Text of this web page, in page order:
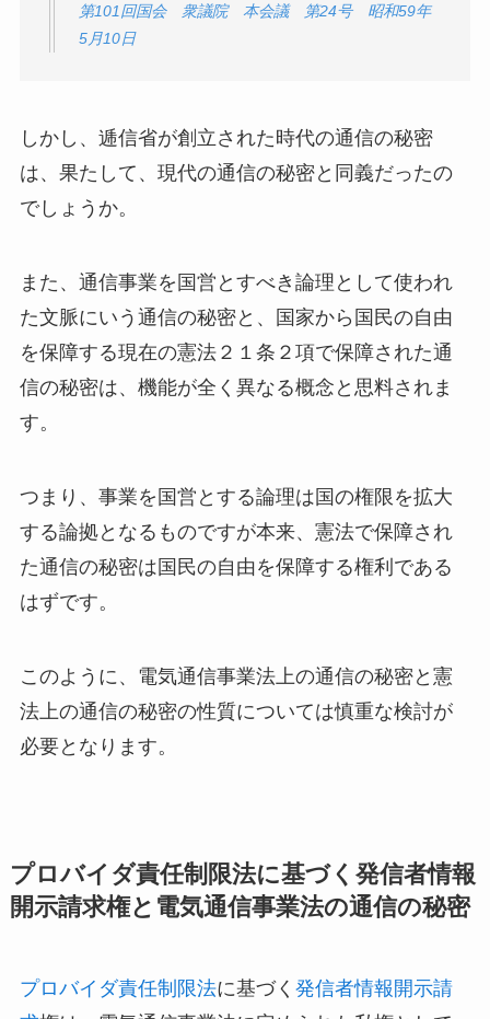
第101回国会 衆議院 本会議 第24号 昭和59年
5月10日
しかし、逓信省が創立された時代の通信の秘密
は、果たして、現代の通信の秘密と同義だったの
でしょうか。
また、通信事業を国営とすべき論理として使われ
た文脈にいう通信の秘密と、国家から国民の自由
を保障する現在の憲法２１条２項で保障された通
信の秘密は、機能が全く異なる概念と思料されま
す。
つまり、事業を国営とする論理は国の権限を拡大
する論拠となるものですが本来、憲法で保障され
た通信の秘密は国民の自由を保障する権利である
はずです。
このように、電気通信事業法上の通信の秘密と憲
法上の通信の秘密の性質については慎重な検討が
必要となります。
プロバイダ責任制限法に基づく発信者情報
開示請求権と電気通信事業法の通信の秘密
プロバイダ責任制限法に基づく 発信者情報開示請